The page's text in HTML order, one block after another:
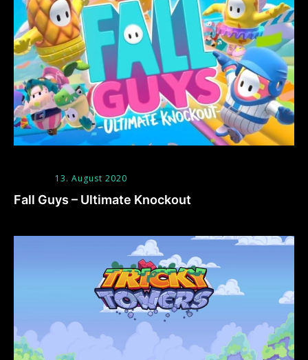
13. August 2020
Fall Guys – Ultimate Knockout